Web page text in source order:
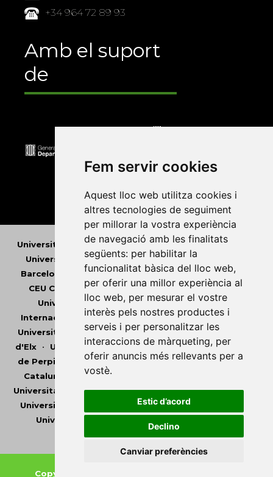
Fem servir cookies
Aquest lloc web utilitza cookies i
altres tecnologies de seguiment
per millorar la vostra experiència
de navegació amb les finalitats
següents: per habilitar la
funcionalitat bàsica del lloc web,
per oferir una millor experiència al
lloc web, per mesurar el vostre
interès pels nostres productes i
serveis i per personalitzar les
interaccions de màrqueting, per
oferir anuncis més rellevants per a
vostè.
Estic d’acord
Declino
Canviar preferències
+34 964 72 89 93
Amb el suport
de
Universitat Abat Oliba CEU•Universitat d'Alacant
Universitat d'Andorra•Universitat Autònoma de
Barcelona
Universitat de Barcelona•Universitat
CEU Cardenal Herrera•Universitat de Girona •
Universitat de les Illes Balears• Universitat
Internacional de Catalunya•Universitat Jaume I
Universitat de Lleida• Universitat Miguel Hernández
d'Elx• Universitat Oberta de Catalunya•Universitat
de Perpinyà Via Domitia•Universitat Politècnica de
Catalunya
Universitat Politècnica de València
Universitat Pompeu Fabra•Universitat Ramon Llull
Universitat Rovira i Virgili
•Universitat de Sàsser
Universitat de València
Universitat Central de Catalunya
Copyright © 2026